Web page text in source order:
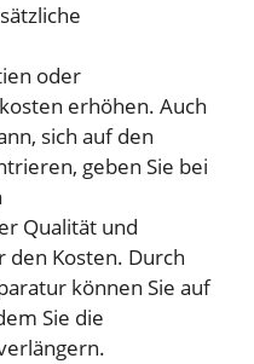
oder
erhöhen. Auch
sich auf den
geben Sie bei
Qualität und
den Kosten. Durch
können Sie auf
Sie die